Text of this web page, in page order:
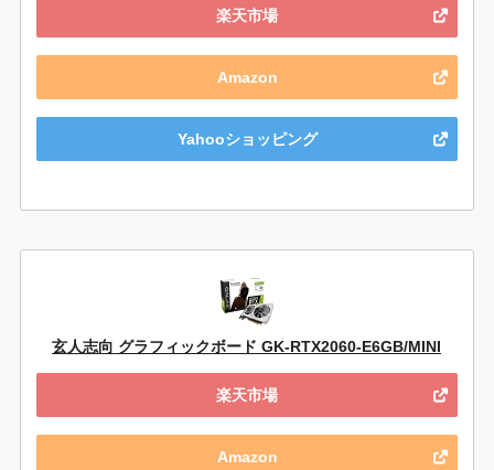
楽天市場
Amazon
Yahooショッピング
玄人志向 グラフィックボード GK-RTX2060-E6GB/MINI
楽天市場
Amazon